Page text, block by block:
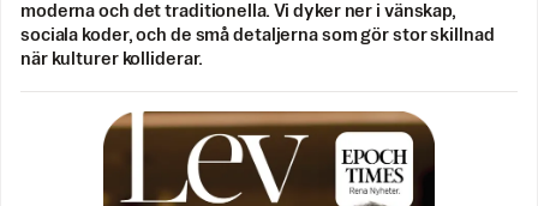
moderna och det traditionella. Vi dyker ner i vänskap,
sociala koder, och de små detaljerna som gör stor skillnad
när kulturer kolliderar.